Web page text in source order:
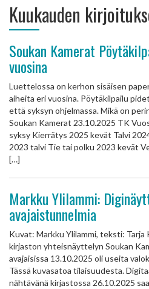
Kuukauden
Soukan Kamerat
vuosina
Luettelossa on kerhon sisäisen
aiheita eri vuosina. Pöytäkilpailu
että syksyn ohjelmassa. Mikä on
Soukan Kamerat 23.10.2025 TK
syksy Kierrätys 2025 kevät Talvi
2023 talvi Tie tai polku 2023 kevät
[…]
Markku Ylilammi:
avajaistunnelmia
Kuvat: Markku Ylilammi, teksti: Tarja
kirjaston yhteisnäyttelyn Soukan
avajaisissa 13.10.2025 oli useita
Tässä kuvasatoa tilaisuudesta.
nähtävänä kirjastossa 26.10.2025